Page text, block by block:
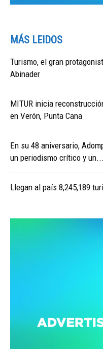
MÁS LEIDOS
Turismo, el gran
Abinader
MITUR inicia
en Verón, Punta Cana
En su 48 aniversario,
un periodismo crítico y un...
Llegan al país 8,245,189